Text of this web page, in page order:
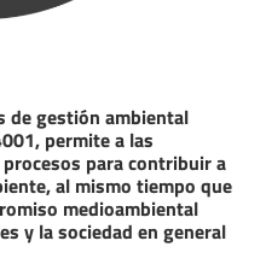
de gestión ambiental
permite a las
para contribuir a
al mismo tiempo que
medioambiental
y la sociedad en general